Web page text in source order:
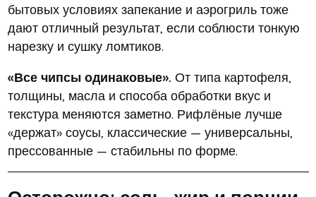
бытовых условиях запекание и аэрогриль тоже
дают отличный результат, если соблюсти тонкую
нарезку и сушку ломтиков.
«Все чипсы одинаковые». От типа картофеля,
толщины, масла и способа обработки вкус и
текстура меняются заметно. Рифлёные лучше
«держат» соусы, классические — универсальны,
прессованные — стабильны по форме.